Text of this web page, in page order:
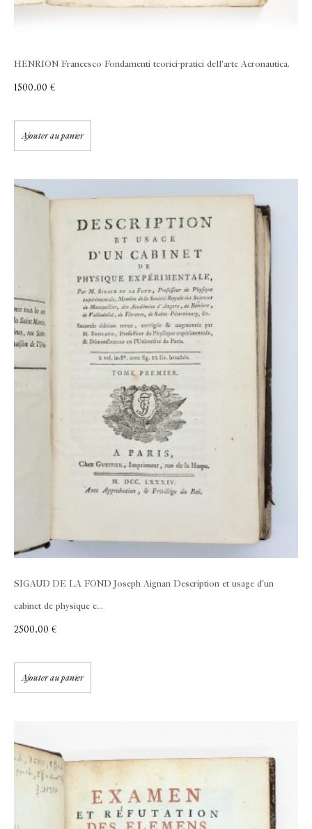
HENRION Francesco Fondamenti teorici-pratici dell'arte Aeronautica.
1500,00 €
Ajouter au panier
SIGAUD DE LA FOND Joseph Aignan Description et usage d'un
cabinet de physique e...
2500,00 €
Ajouter au panier